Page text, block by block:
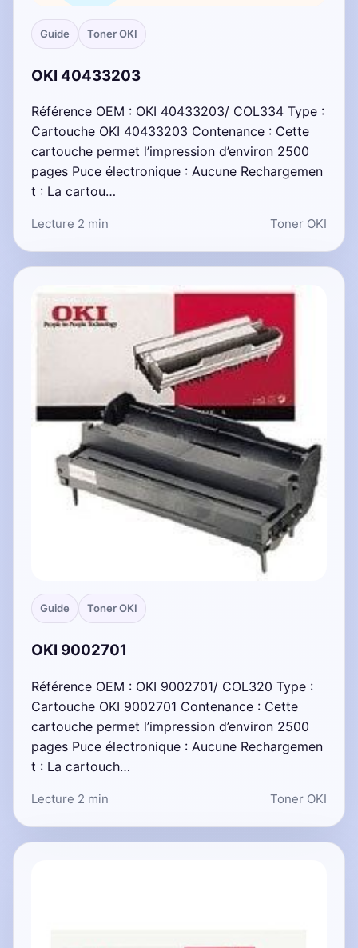
Guide Toner OKI
OKI 40433203
Référence OEM : OKI 40433203/ COL334 Type :
Cartouche OKI 40433203 Contenance : Cette
cartouche permet l’impression d’environ 2500
pages Puce électronique : Aucune Rechargemen
t : La cartou…
Lecture 2 min Toner OKI
Guide Toner OKI
OKI 9002701
Référence OEM : OKI 9002701/ COL320 Type :
Cartouche OKI 9002701 Contenance : Cette
cartouche permet l’impression d’environ 2500
pages Puce électronique : Aucune Rechargemen
t : La cartouch…
Lecture 2 min Toner OKI